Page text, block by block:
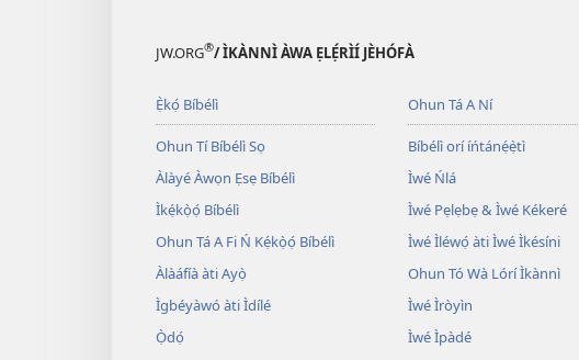
JW.ORG®/ ÌKÀNNÌ ÀWA ẸLẸ́RÌÍ JÈHÓFÀ
Ẹ̀kọ́ Bíbélì
Ohun Tí Bíbélì Sọ
Àlàyé Àwọn Ẹsẹ Bíbélì
Ìkẹ́kọ̀ọ́ Bíbélì
Ohun Tá A Fi Ń Kẹ́kọ̀ọ́ Bíbélì
Àlàáfíà àti Ayọ̀
Ìgbéyàwó àti Ìdílé
Ọ̀dọ́
Ohun Tá A Ní
Bíbélì orí íńtánẹ́ẹ̀tì
Ìwé Ńlá
Ìwé Pẹlẹbẹ & Ìwé Kékeré
Ìwé Ìléwọ́ àti Ìwé Ìkésíni
Ohun Tó Wà Lórí Ìkànnì
Ìwé Ìròyìn
Ìwé Ìpàdé